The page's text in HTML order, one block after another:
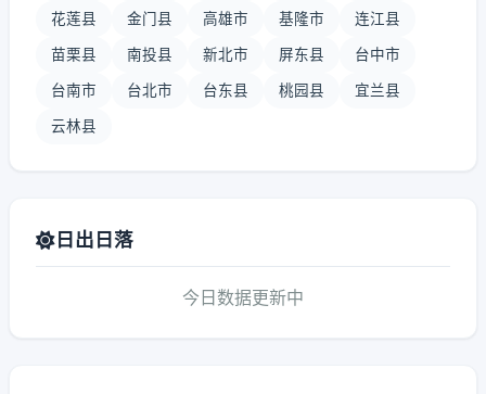
花莲县 金门县 高雄市 基隆市 连江县
苗栗县 南投县 新北市 屏东县 台中市
台南市 台北市 台东县 桃园县 宜兰县
云林县
日出日落
今日数据更新中